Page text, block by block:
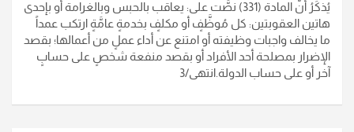
يُذكَرُ أنَّ المادة (331) نصَّت على: يعاقب بالحبس وبالغرامة أو بإحدى
هاتين العقوبتين: كل مُوظَّفٍ أو مكلفٍ بخدمةٍ عامَّةٍ ارتكب عمداً
ما يخالف واجبات وظيفته أو امتنع عن أداء عملٍ من أعمالها؛ بقصد
الإضرار بمصلحة أحد الأفراد أو بقصد منفعة شخصٍ على حسابٍ
آخر أو على حساب الدولة.انتهى/3